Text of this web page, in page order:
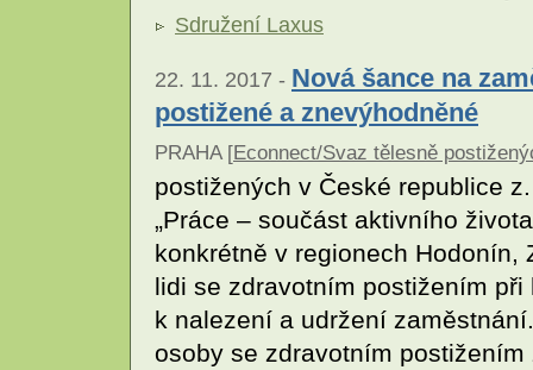
Sdružení Laxus
22. 11. 2017 - Nová šance na
postižené a znevýhodněné
PRAHA [Econnect/Svaz tělesně
postižených v České republice
„Práce – součást aktivního
konkrétně v regionech Hodonín,
lidi se zdravotním postižením
k nalezení a udržení
osoby se zdravotním